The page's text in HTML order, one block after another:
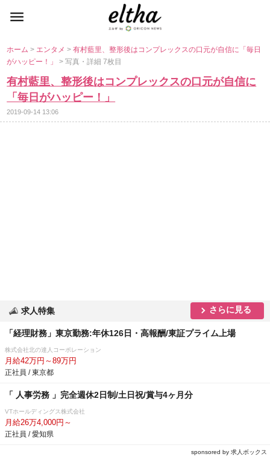
ホーム> エンタメ>有村藍里、整形後はコンプレックスの口元が自信に「毎日
がハッピー！」> 写真・詳細 7枚目
有村藍里、整形後はコンプレックスの口元が自信に
「毎日がハッピー！」
2019-09-14 13:06
求人特集 さらに見る
「経理財務」東京勤務:年休126日・高報酬/東証プライム上場
株式会社北の達人コーポレーション
月給42万円～89万円
正社員 / 東京都
「 人事労務 」完全週休2日制/土日祝/賞与4ヶ月分
VTホールディングス株式会社
月給26万4,000円～
正社員 / 愛知県
sponsored by 求人ボックス